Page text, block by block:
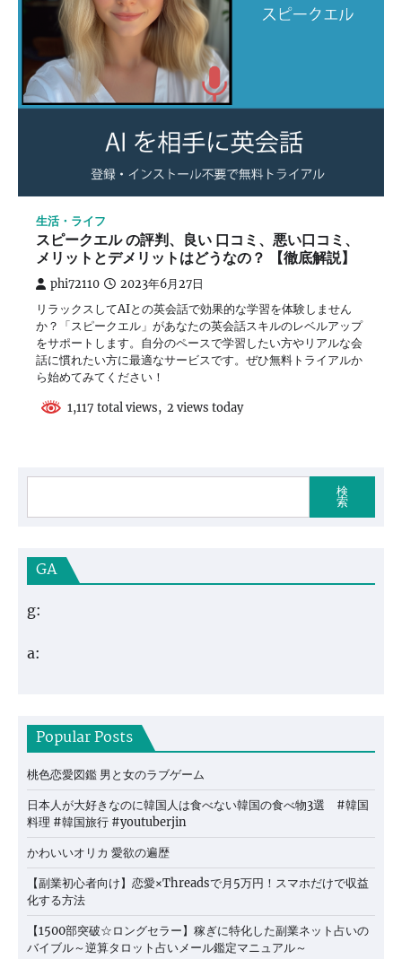
生活・ライフ
スピークエル の評判、良い 口コミ、悪い口コミ、
メリットとデメリットはどうなの？ 【徹底解説】
phi72110 2023年6月27日
リラックスしてAIとの英会話で効果的な学習を体験しません
か？「スピークエル」があなたの英会話スキルのレベルアップ
をサポートします。自分のペースで学習したい方やリアルな会
話に慣れたい方に最適なサービスです。ぜひ無料トライアルか
ら始めてみてください！
1,117 total views, 2 views today
検
索
GA
g:
a:
Popular Posts
桃色恋愛図鑑 男と女のラブゲーム
日本人が大好きなのに韓国人は食べない韓国の食べ物3選 #韓国
料理 #韓国旅行 #youtuberjin
かわいいオリカ 愛欲の遍歴
【副業初心者向け】恋愛×Threadsで月5万円！スマホだけで収益
化する方法
【1500部突破☆ロングセラー】稼ぎに特化した副業ネット占いの
バイブル～逆算タロット占いメール鑑定マニュアル～